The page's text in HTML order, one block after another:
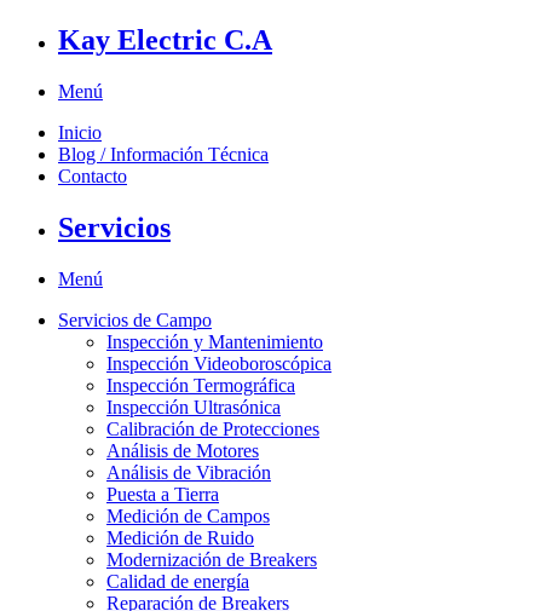
Kay Electric C.A
Menú
Inicio
Blog / Información Técnica
Contacto
Servicios
Menú
Servicios de Campo
Inspección y Mantenimiento
Inspección Videoboroscópica
Inspección Termográfica
Inspección Ultrasónica
Calibración de Protecciones
Análisis de Motores
Análisis de Vibración
Puesta a Tierra
Medición de Campos
Medición de Ruido
Modernización de Breakers
Calidad de energía
Reparación de Breakers